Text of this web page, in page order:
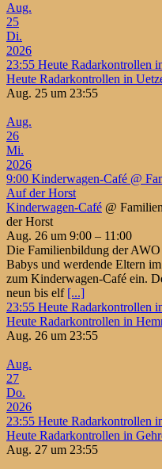
Aug.
25
Di.
2026
23:55 Heute Radarkontrollen
Heute Radarkontrollen in
Aug. 25 um 23:55
Aug.
26
Mi.
2026
9:00 Kinderwagen-Café @
Auf der Horst
Kinderwagen-Café @
der Horst
Aug. 26 um 9:00 – 11:00
Die Familienbildung der
Babys und werdende Eltern
zum Kinderwagen-Café ein.
neun bis elf [...]
23:55 Heute Radarkontrollen
Heute Radarkontrollen in
Aug. 26 um 23:55
Aug.
27
Do.
2026
23:55 Heute Radarkontrollen
Heute Radarkontrollen in
Aug. 27 um 23:55